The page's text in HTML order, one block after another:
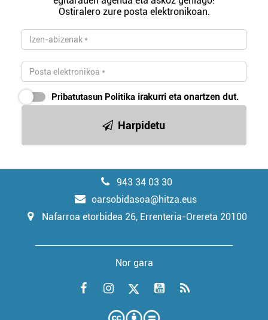
Ostiralero zure posta elektronikoan.
Pribatutasun Politika irakurri eta onartzen dut.
Harpidetu
943 34 03 30
oarsobidasoa@hitza.eus
Nafarroa etorbidea 26, Errenteria-Orereta 20100
Nor gara